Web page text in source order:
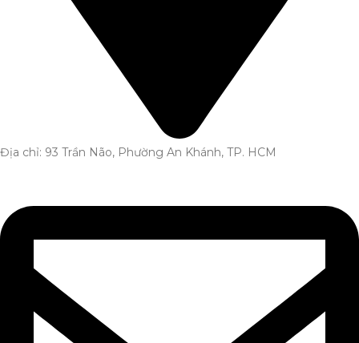
Địa chỉ: 93 Trần Não, Phường An Khánh, TP. HCM